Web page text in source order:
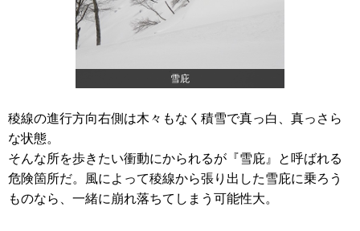
雪庇
稜線の進行方向右側は木々もなく積雪で真っ白、真っさら
な状態。
そんな所を歩きたい衝動にかられるが『雪庇』と呼ばれる
危険箇所だ。風によって稜線から張り出した雪庇に乗ろう
ものなら、一緒に崩れ落ちてしまう可能性大。